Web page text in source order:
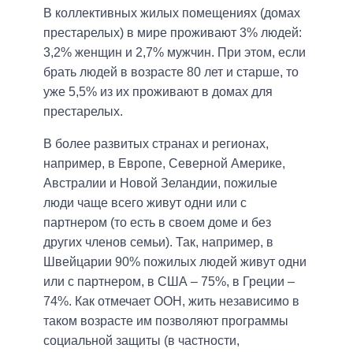
В коллективных жилых помещениях (домах
престарелых) в мире проживают 3% людей:
3,2% женщин и 2,7% мужчин. При этом, если
брать людей в возрасте 80 лет и старше, то
уже 5,5% из их проживают в домах для
престарелых.
В более развитых странах и регионах,
например, в Европе, Северной Америке,
Австралии и Новой Зеландии, пожилые
люди чаще всего живут одни или с
партнером (то есть в своем доме и без
других членов семьи). Так, например, в
Швейцарии 90% пожилых людей живут одни
или с партнером, в США – 75%, в Греции –
74%. Как отмечает ООН, жить независимо в
таком возрасте им позволяют программы
социальной защиты (в частности,